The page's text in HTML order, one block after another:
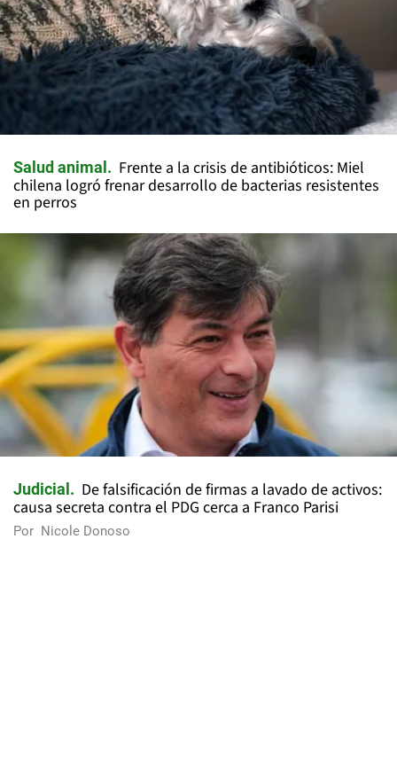
Salud animal
Frente a la crisis de antibióticos: Miel
chilena logró frenar desarrollo de bacterias resistentes
en perros
Judicial
De falsificación de firmas a lavado de activos:
causa secreta contra el PDG cerca a Franco Parisi
Por Nicole Donoso